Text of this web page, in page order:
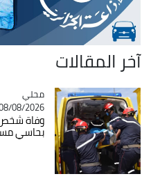
آخر المقالات
Catégorie
محلي
08/08/2026 - 10:15
بحاسي